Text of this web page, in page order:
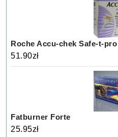
Roche Accu-chek Safe-t-
51.90zł
Fatburner Forte
25.95zł